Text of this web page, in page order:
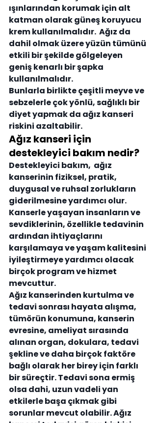
ışınlarından korumak için alt
katman olarak güneş koruyucu
krem kullanılmalıdır.  Ağız da
dahil olmak üzere yüzün tümünü
etkili bir şekilde gölgeleyen
geniş kenarlı bir şapka
kullanılmalıdır.
Bunlarla birlikte çeşitli meyve ve
sebzelerle çok yönlü, sağlıklı bir
diyet yapmak da ağız kanseri
riskini azaltabilir.
Ağız kanseri için
destekleyici bakım nedir?
Destekleyici bakım,  ağız
kanserinin fiziksel, pratik,
duygusal ve ruhsal zorlukların
giderilmesine yardımcı olur.
Kanserle yaşayan insanların ve
sevdiklerinin, özellikle tedavinin
ardından ihtiyaçlarını
karşılamaya ve yaşam kalitesini
iyileştirmeye yardımcı olacak
birçok program ve hizmet
mevcuttur.
Ağız kanserinden kurtulma ve
tedavi sonrası hayata alışma,
tümörün konumuna, kanserin
evresine, ameliyat sırasında
alınan organ, dokulara, tedavi
şekline ve daha birçok faktöre
bağlı olarak her birey için farklı
bir süreçtir. Tedavi sona ermiş
olsa dahi, uzun vadeli yan
etkilerle başa çıkmak gibi
sorunlar mevcut olabilir. Ağız